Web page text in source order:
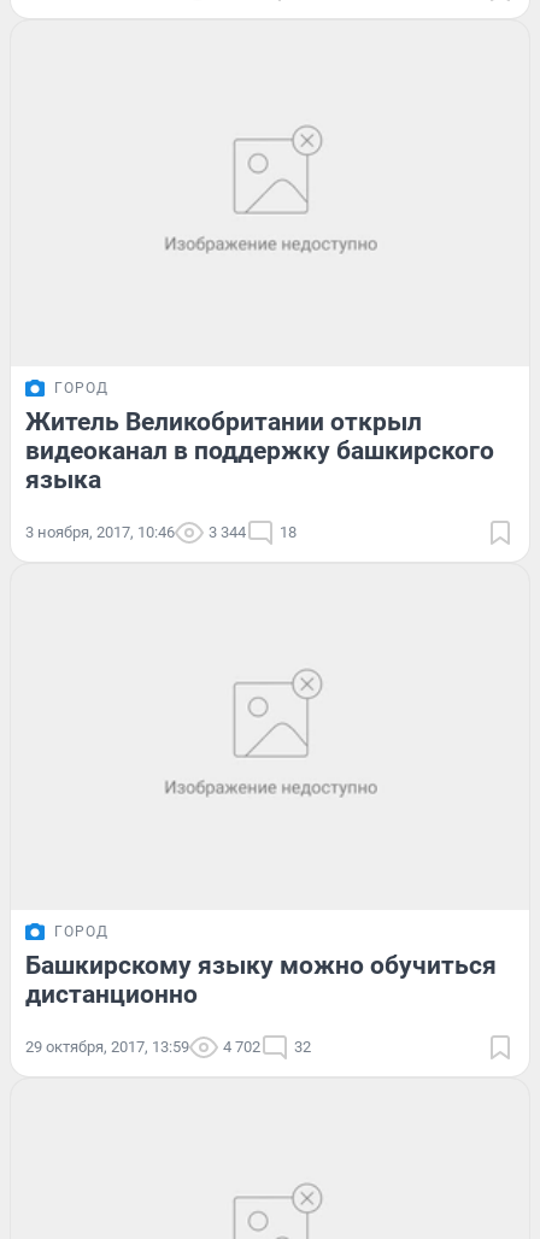
ГОРОД
Житель Великобритании открыл
видеоканал в поддержку башкирского
языка
3 ноября, 2017, 10:46 3 344 18
ГОРОД
Башкирскому языку можно обучиться
дистанционно
29 октября, 2017, 13:59 4 702 32